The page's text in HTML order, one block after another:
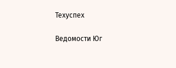
Техуспех
Ведомости Юг